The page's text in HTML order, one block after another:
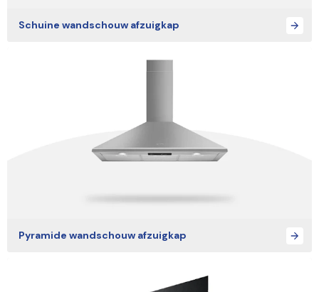
Schuine wandschouw afzuigkap
Pyramide wandschouw afzuigkap